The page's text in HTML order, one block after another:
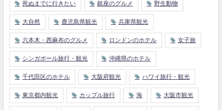
死ぬまでに行きたい 銀座のグルメ 野生動物
大自然 鹿児島県観光 兵庫県観光
六本木・西麻布のグルメ ロンドンのホテル 女子旅
シンガポール旅行・観光 沖縄県のホテル
千代田区のホテル 大阪府観光 ハワイ旅行・観光
東京都内観光 カップル旅行 海 大阪市観光